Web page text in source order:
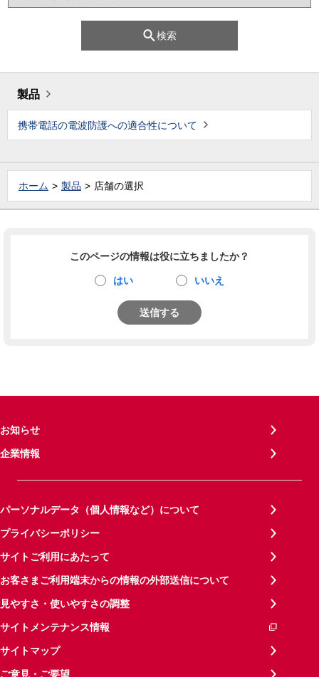
検索
製品
携帯電話の電波防護への適合性について
ホーム 製品 店舗の選択
このページの情報は役に立ちましたか？
はい いいえ
送信する
お知らせ
企業情報
パーソナルデータ（個人情報など）について
プライバシーポリシー
サイトご利用にあたって
お客さまご利用端末からの情報の外部送信について
見やすさ・使いやすさの調整
サイトメンテナンス情報
サイトマップ
ご意見・ご要望